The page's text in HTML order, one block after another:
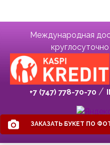
Международная
+7 (747) 778-70-70
ЗАКАЗАТЬ БУКЕТ ПО